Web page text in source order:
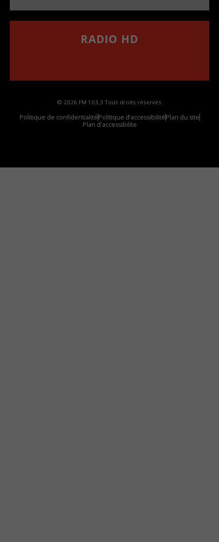
RADIO HD
© 2026 FM 103,3 Tous droits réservés.
Politique de confidentialitéPolitique d’accessibilitéPlan du site
Plan d'accessibilite